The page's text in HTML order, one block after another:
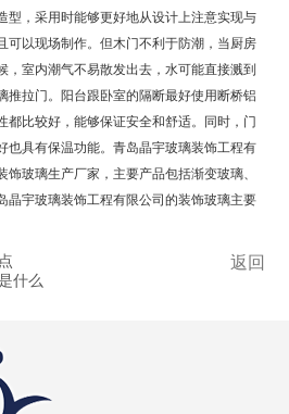
型，采用时能够更好地从设计上注意实现与
可以现场制作。但木门不利于防潮，当厨房
，室内潮气不易散发出去，水可能直接溅到
推拉门。阳台跟卧室的隔断最好使用断桥铝
都比较好，能够保证安全和舒适。同时，门
也具有保温功能。青岛晶宇玻璃装饰工程有
玻璃生产厂家，主要产品包括渐变玻璃、
晶宇玻璃装饰工程有限公司的装饰玻璃主要
返回
什么